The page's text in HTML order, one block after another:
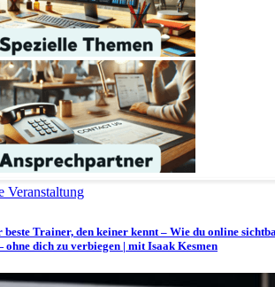
Veranstaltung
beste Trainer, den keiner kennt – Wie du online
dich zu verbiegen | mit Isaak Kesmen